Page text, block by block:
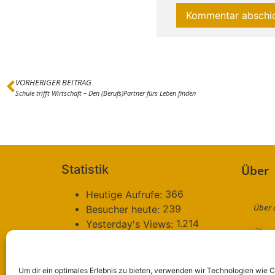
Um dir ein optimales Erlebnis zu bieten, verwenden wir Technologien wie
VORHERIGER BEITRAG
Schule trifft Wirtschaft – Den (Berufs)Partner fürs Leben finden
Statistik
Heutige Aufrufe: 366
Besucher heute: 239
Yesterday's Views: 1.214
Besucher gesamt:2.871.912
Über
Über
Über